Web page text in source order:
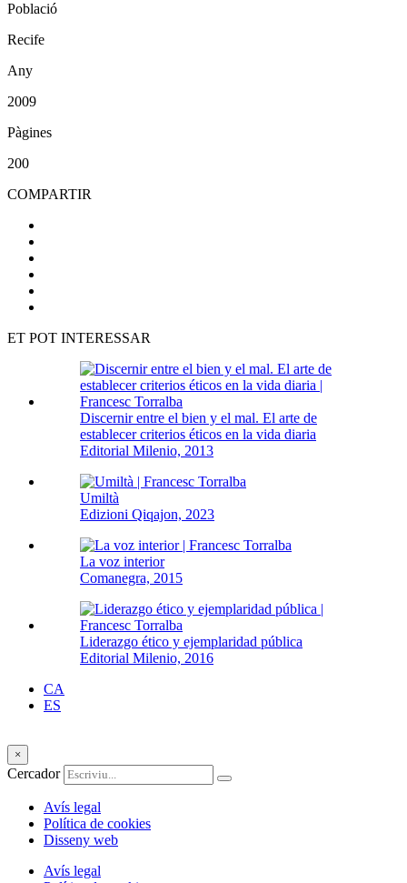
Població
Recife
Any
2009
Pàgines
200
COMPARTIR
ET POT INTERESSAR
Discernir entre el bien y el mal. El arte de
establecer criterios éticos en la vida diaria
Editorial Milenio, 2013
Umiltà
Edizioni Qiqajon, 2023
La voz interior
Comanegra, 2015
Liderazgo ético y ejemplaridad pública
Editorial Milenio, 2016
CA
ES
×
Cercador
Avís legal
Política de cookies
Disseny web
Avís legal